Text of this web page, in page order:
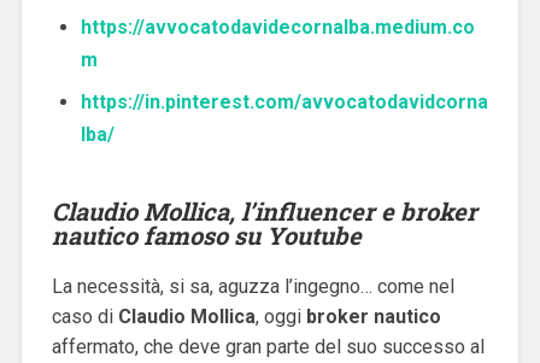
https://avvocatodavidecornalba.medium.co
m
https://in.pinterest.com/avvocatodavidcorna
lba/
Claudio Mollica, l’influencer e broker
nautico famoso su Youtube
La necessità, si sa, aguzza l’ingegno… come nel
caso di Claudio Mollica, oggi broker nautico
affermato, che deve gran parte del suo successo al